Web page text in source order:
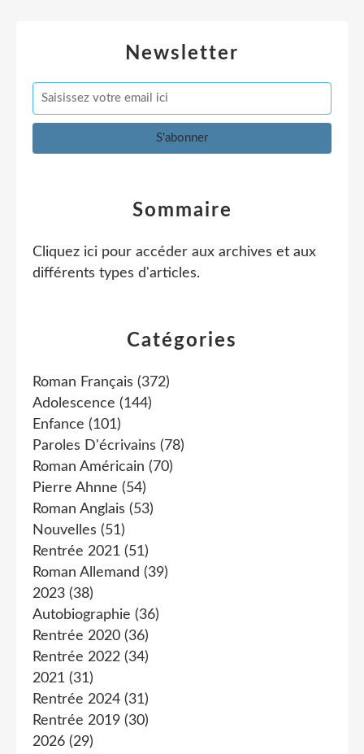
Newsletter
Catégories
Roman Français (372)
Adolescence (144)
Enfance (101)
Paroles D'écrivains (78)
Roman Américain (70)
Pierre Ahnne (54)
Roman Anglais (53)
Nouvelles (51)
Rentrée 2021 (51)
Roman Allemand (39)
2023 (38)
Autobiographie (36)
Rentrée 2020 (36)
Rentrée 2022 (34)
2021 (31)
Rentrée 2024 (31)
Rentrée 2019 (30)
2026 (29)
Sommaire
Cliquez ici pour accéder aux archives et aux
différents types d'articles.